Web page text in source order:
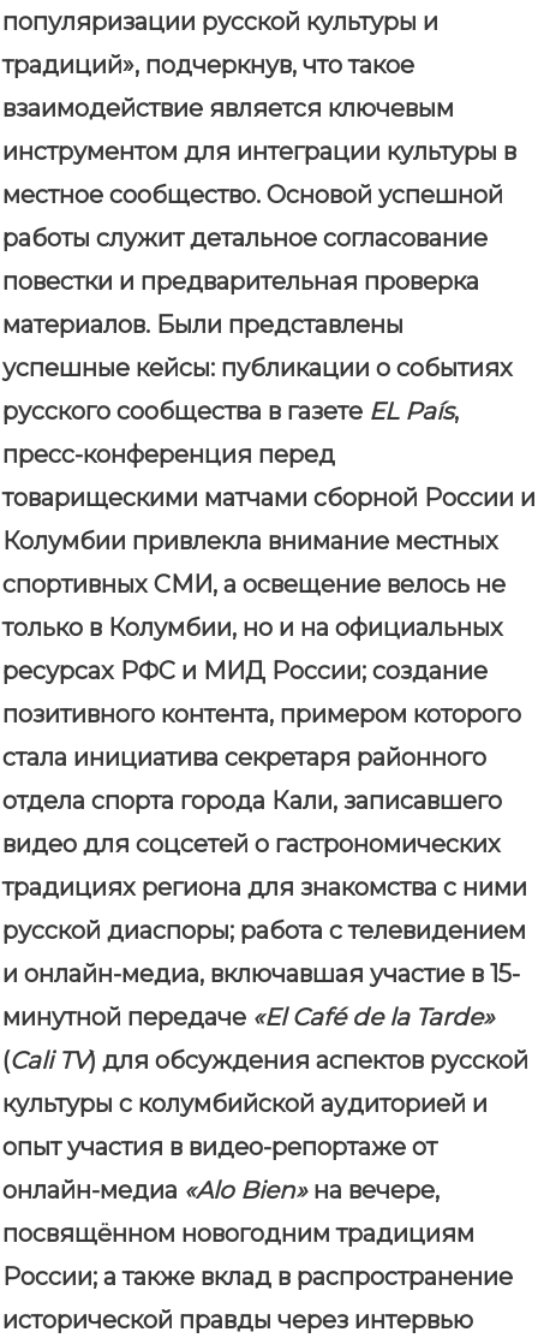
популяризации русской культуры и
традиций», подчеркнув, что такое
взаимодействие является ключевым
инструментом для интеграции культуры в
местное сообщество. Основой успешной
работы служит детальное согласование
повестки и предварительная проверка
материалов. Были представлены
успешные кейсы: публикации о событиях
русского сообщества в газете EL País,
пресс-конференция перед
товарищескими матчами сборной России и
Колумбии привлекла внимание местных
спортивных СМИ, а освещение велось не
только в Колумбии, но и на официальных
ресурсах РФС и МИД России; создание
позитивного контента, примером которого
стала инициатива секретаря районного
отдела спорта города Кали, записавшего
видео для соцсетей о гастрономических
традициях региона для знакомства с ними
русской диаспоры; работа с телевидением
и онлайн-медиа, включавшая участие в 15-
минутной передаче «El Café de la Tarde»
(Cali TV) для обсуждения аспектов русской
культуры с колумбийской аудиторией и
опыт участия в видео-репортаже от
онлайн-медиа «Alo Bien»на вечере,
посвящённом новогодним традициям
России; а также вклад в распространение
исторической правды через интервью